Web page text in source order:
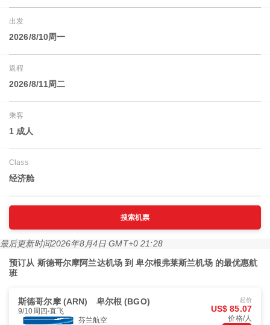
出发
2026/8/10周一
返程
2026/8/11周二
乘客
1 成人
Class
经济舱
搜索机票
最后更新时间2026年8月4日 GMT+0 21:28
预订从 斯德哥尔摩阿兰达机场 到 卑尔根弗莱斯兰机场 的最优惠航
班
斯德哥尔摩 (ARN) 卑尔根 (BGO)
9/10周四 直飞
芬兰航空
起价
US$ 85.07
价格/人